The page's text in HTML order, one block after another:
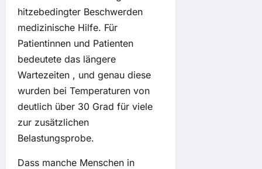
hitzebedingter Beschwerden
medizinische Hilfe. Für
Patientinnen und Patienten
bedeutete das längere
Wartezeiten , und genau diese
wurden bei Temperaturen von
deutlich über 30 Grad für viele
zur zusätzlichen
Belastungsprobe.
Dass manche Menschen in